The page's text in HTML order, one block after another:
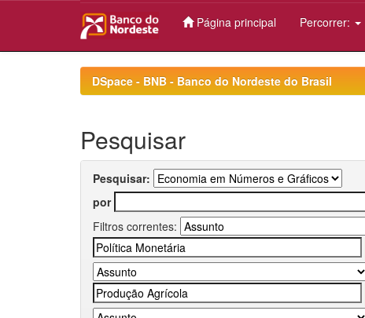
Página principal Percorrer:
DSpace - BNB - Banco do Nordeste do Brasil
Pesquisar
Pesquisar:
por
Filtros correntes: